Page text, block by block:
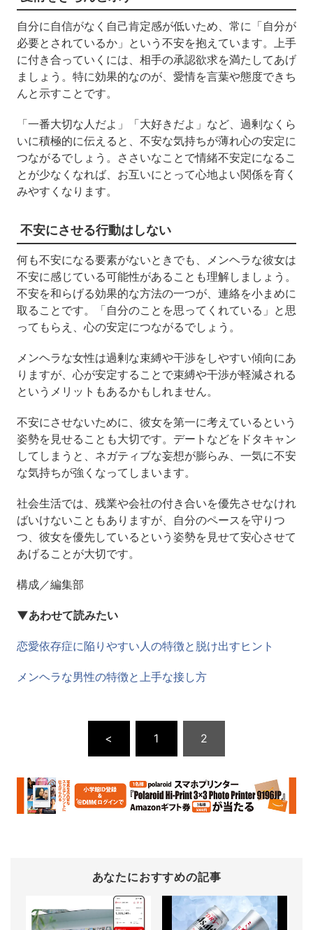
自分に自信がなく自己肯定感が低いため、常に「自分が
必要とされているか」という不安を抱えています。上手
に付き合っていくには、相手の承認欲求を満たしてあげ
ましょう。特に効果的なのが、愛情を言葉や態度できち
んと示すことです。
「一番大切な人だよ」「大好きだよ」など、過剰なくら
いに積極的に伝えると、不安な気持ちが薄れ心の安定に
つながるでしょう。ささいなことで情緒不安定になるこ
とが少なくなれば、お互いにとって心地よい関係を育く
みやすくなります。
不安にさせる行動はしない
何も不安になる要素がないときでも、メンヘラな彼女は
不安に感じている可能性があることも理解しましょう。
不安を和らげる効果的な方法の一つが、連絡を小まめに
取ることです。「自分のことを思ってくれている」と思
ってもらえ、心の安定につながるでしょう。
メンヘラな女性は過剰な束縛や干渉をしやすい傾向にあ
りますが、心が安定することで束縛や干渉が軽減される
というメリットもあるかもしれません。
不安にさせないために、彼女を第一に考えているという
姿勢を見せることも大切です。デートなどをドタキャン
してしまうと、ネガティブな妄想が膨らみ、一気に不安
な気持ちが強くなってしまいます。
社会生活では、残業や会社の付き合いを優先させなけれ
ばいけないこともありますが、自分のペースを守りつ
つ、彼女を優先しているという姿勢を見せて安心させて
あげることが大切です。
構成／編集部
▼あわせて読みたい
恋愛依存症に陥りやすい人の特徴と脱け出すヒント
メンヘラな男性の特徴と上手な接し方
< 1 2
あなたにおすすめの記事